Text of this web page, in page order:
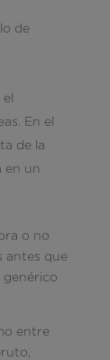
de
En el
de la
en un
o no
antes que
genérico
entre